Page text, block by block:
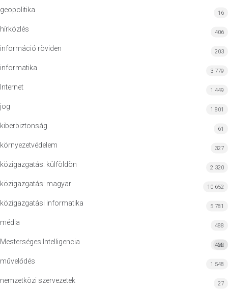
geopolitika 16
hírközlés 406
információ röviden 203
informatika 3 779
Internet 1 449
jog 1 801
kiberbiztonság 61
környezetvédelem 327
közigazgatás: külföldön 2 320
közigazgatás: magyar 10 652
közigazgatási informatika 5 781
média 488
Mesterséges Intelligencia MI
422
művelődés 1 548
nemzetközi szervezetek 27